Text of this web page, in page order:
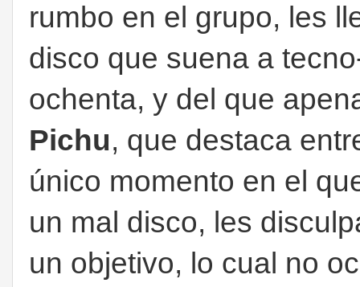
rumbo en el grupo, les
disco que suena a
ochenta, y del que
Pichu, que destaca
único momento en el
un mal disco, les
un objetivo, lo cual no